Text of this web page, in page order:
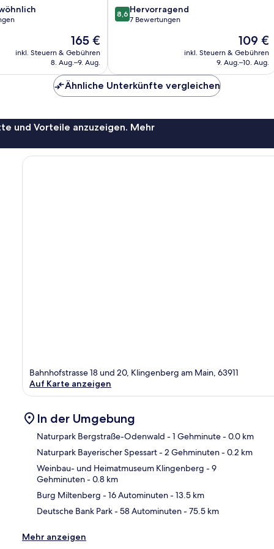
Der
Preis
beträgt
165 €
inkl. Steuern & Gebühren
8. Aug.–9. Aug.
8.6
von
8,6 Hervorragend
7 Bewertungen
Der
Preis
beträgt
109 €
inkl. Steuern & Gebühren
9. Aug.–10. Aug.
Ähnliche Unterkünfte vergleichen
und Vorteile anzuzeigen. Mehr
Bahnhofstrasse 18 und 20, Klingenberg am Main, 63911
Auf Karte anzeigen
In der Umgebung
Naturpark Bergstraße-Odenwald - 1 Gehminute- 0.0 km
Naturpark Bayerischer Spessart- 2 Gehminuten- 0.2 km
Weinbau- und Heimatmuseum Klingenberg - 9
Gehminuten- 0.8 km
Burg Miltenberg - 16 Autominuten- 13.5 km
Deutsche Bank Park- 58 Autominuten- 75.5 km
Mehr anzeigen